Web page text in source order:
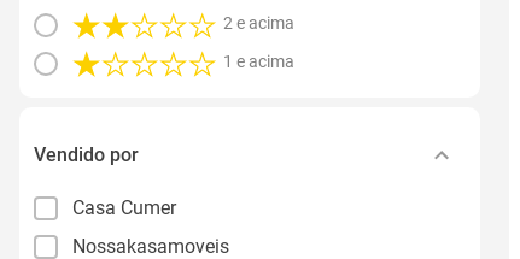
2 e acima
1 e acima
Vendido por
Casa Cumer
Nossakasamoveis